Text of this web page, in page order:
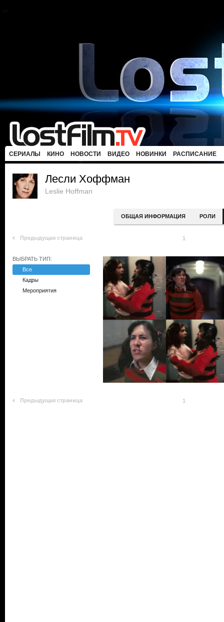
СЕРИАЛЫ КИНО НОВОСТИ ВИДЕО НОВИНКИ РАСПИСАНИЕ
Лесли Хоффман
Leslie Hoffman
ОБЩАЯ ИНФОРМАЦИЯ РОЛИ
Предыдущая страница 1
ВЫБРАТЬ ТИП:
Все
Кадры
Мероприятия
Предыдущая страница 1